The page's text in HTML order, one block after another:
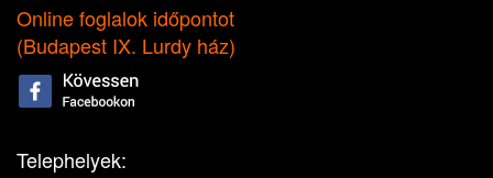
Online foglalok időpontot
(Budapest IX. Lurdy ház)
Telephelyek: